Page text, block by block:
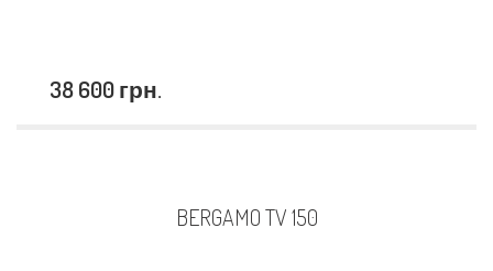
38 600 грн.
BERGAMO TV 150